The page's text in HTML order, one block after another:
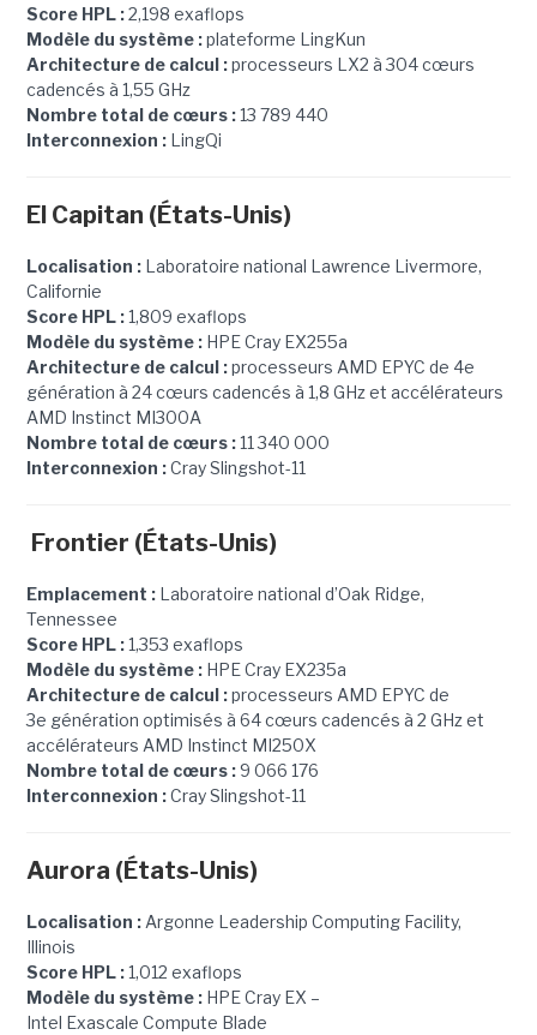
Score HPL :2,198 exaflops
Modèle du système :plateforme LingKun
Architecture de calcul :processeurs LX2 à 304 cœurs
cadencés à 1,55 GHz
Nombre total de cœurs :13 789 440
Interconnexion :LingQi
El Capitan (États-Unis)
Localisation :Laboratoire national Lawrence Livermore,
Californie
Score HPL :1,809 exaflops
Modèle du système :HPE Cray EX255a
Architecture de calcul :processeurs AMD EPYC de 4e
génération à 24 cœurs cadencés à 1,8 GHz et accélérateurs
AMD Instinct MI300A
Nombre total de cœurs :11 340 000
Interconnexion :Cray Slingshot-11
Frontier (États-Unis)
Emplacement :Laboratoire national d’Oak Ridge,
Tennessee
Score HPL :1,353 exaflops
Modèle du système :HPE Cray EX235a
Architecture de calcul :processeurs AMD EPYC de
3e génération optimisés à 64 cœurs cadencés à 2 GHz et
accélérateurs AMD Instinct MI250X
Nombre total de cœurs :9 066 176
Interconnexion :Cray Slingshot-11
Aurora (États-Unis)
Localisation :Argonne Leadership Computing Facility,
Illinois
Score HPL :1,012 exaflops
Modèle du système :HPE Cray EX –
Intel Exascale Compute Blade